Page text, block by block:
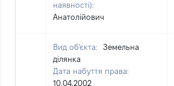
наявності):
Анатолійович
Вид об'єкта:
Земельна
ділянка
Дата набуття права:
10.04.2002